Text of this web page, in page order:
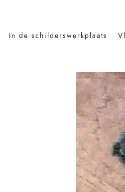
In de schilderswerkplaats
Search